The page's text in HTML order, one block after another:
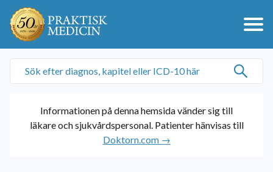
Informationen på denna hemsida vänder sig till
läkare och sjukvårdspersonal. Patienter hänvisas till
Doktorn.com →